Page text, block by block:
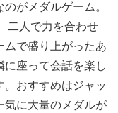
がメダルゲーム。
二人で力を合わせ
ムで盛り上がったあ
に座って会話を楽し
おすすめはジャッ
気に大量のメダルが